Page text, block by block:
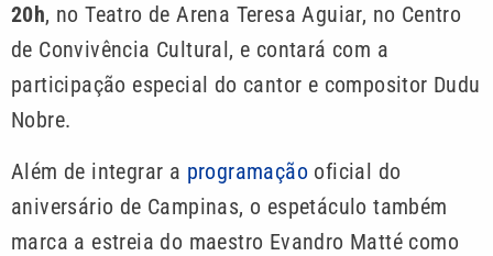
20h, no Teatro de Arena Teresa Aguiar, no Centro
de Convivência Cultural, e contará com a
participação especial do cantor e compositor Dudu
Nobre.
Além de integrar a programação oficial do
aniversário de Campinas, o espetáculo também
marca a estreia do maestro Evandro Matté como